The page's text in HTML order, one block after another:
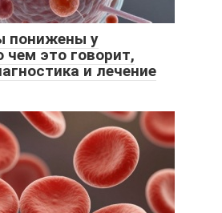
понижены у
чем это говорит,
и лечение